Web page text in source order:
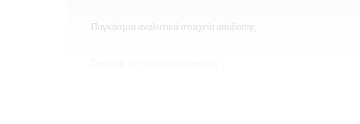
Παγκόσμια αναλυτικά στοιχεία απόδοσης